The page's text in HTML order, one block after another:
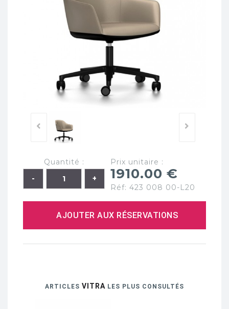
Quantité : Prix unitaire :
1910.00 €
Réf: 423 008 00-L20
AJOUTER AUX RÉSERVATIONS
ARTICLES VITRA LES PLUS CONSULTÉS